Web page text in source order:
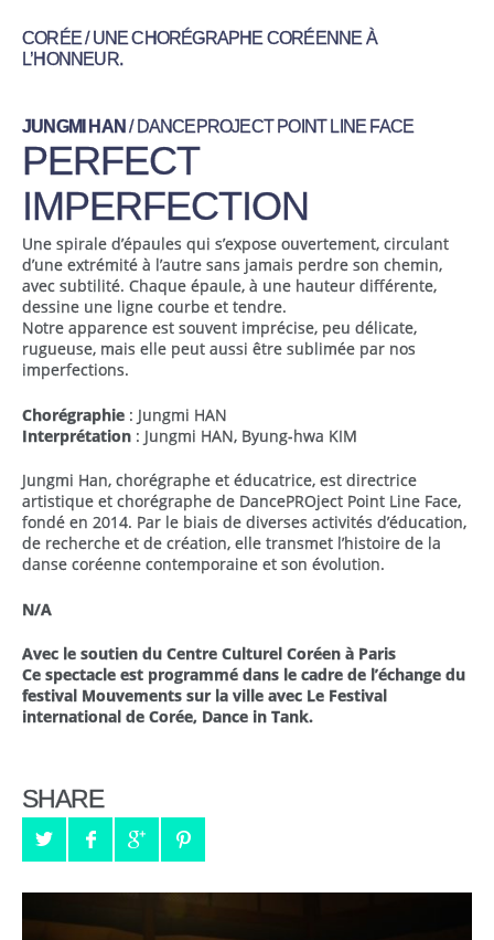
CORÉE / UNE CHORÉGRAPHE CORÉENNE À
L’HONNEUR.
JUNGMI HAN/ DANCEPROJECT POINT LINE FACE
PERFECT
IMPERFECTION
Une spirale d’épaules qui s’expose ouvertement, circulant
d’une extrémité à l’autre sans jamais perdre son chemin,
avec subtilité. Chaque épaule, à une hauteur différente,
dessine une ligne courbe et tendre.
Notre apparence est souvent imprécise, peu délicate,
rugueuse, mais elle peut aussi être sublimée par nos
imperfections.
Chorégraphie : Jungmi HAN
Interprétation : Jungmi HAN, Byung-hwa KIM
Jungmi Han, chorégraphe et éducatrice, est directrice
artistique et chorégraphe de DancePROject Point Line Face,
fondé en 2014. Par le biais de diverses activités d’éducation,
de recherche et de création, elle transmet l’histoire de la
danse coréenne contemporaine et son évolution.
N/A
Avec le soutien du Centre Culturel Coréen à Paris
Ce spectacle est programmé dans le cadre de l’échange du
festival Mouvements sur la ville avec Le Festival
international de Corée, Dance in Tank.
SHARE